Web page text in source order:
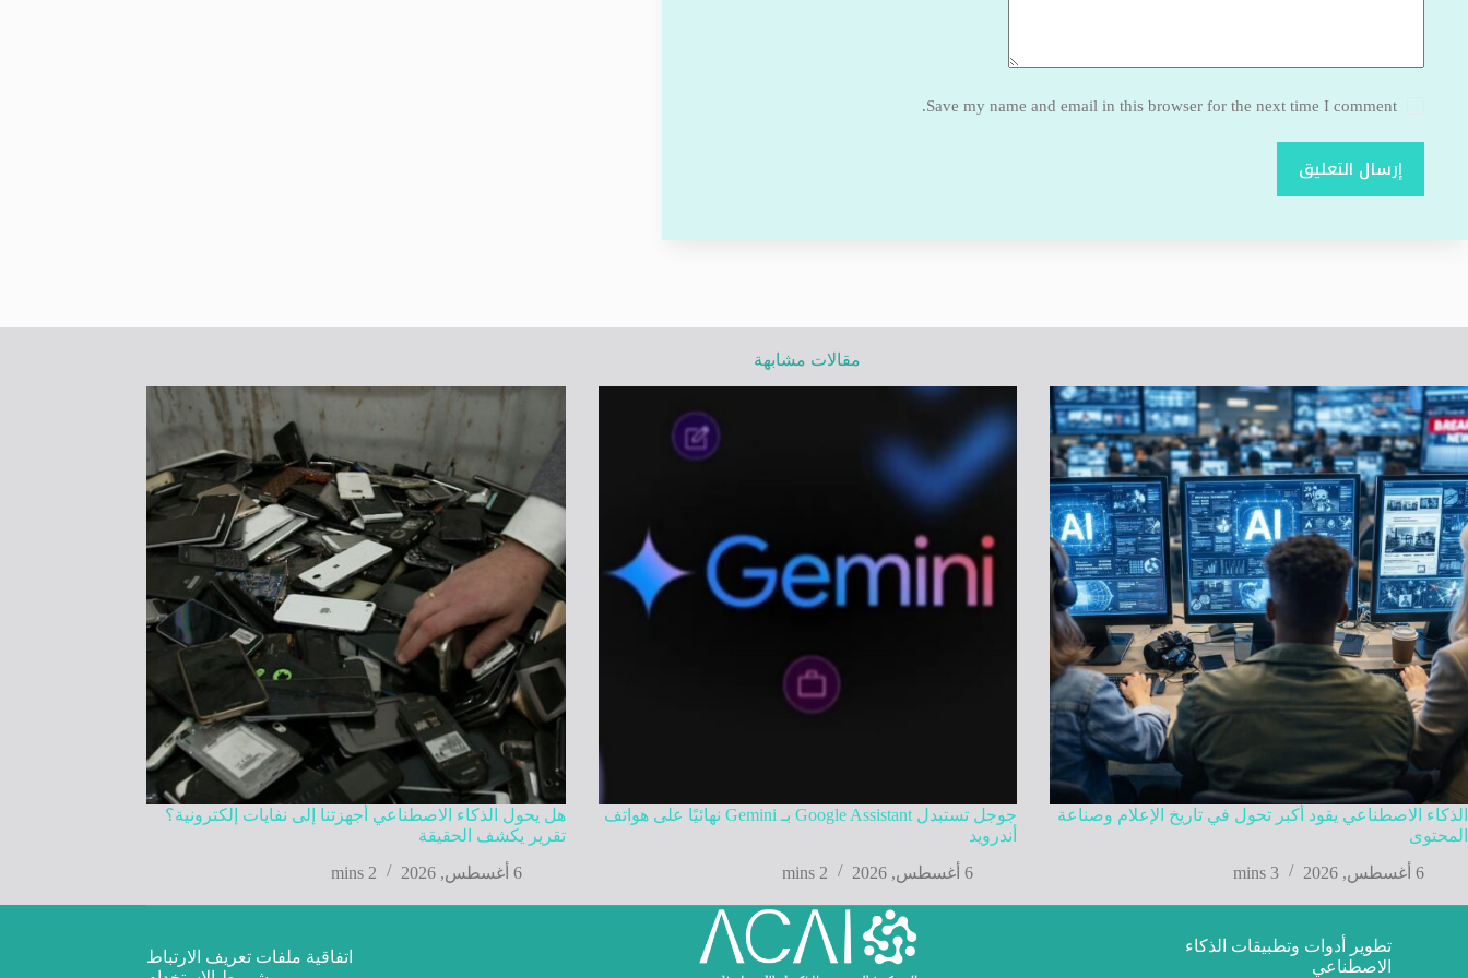
Save my name and email in this browser for the next time I comment.
إرسال التعليق
مقالات مشابهة
الذكاء الاصطناعي يقود أكبر تحول في تاريخ الإعلام وصناعة
المحتوى
6 أغسطس, 2026
3 mins
جوجل تستبدل Google Assistant بـ Gemini نهائيًا على هواتف
أندرويد
6 أغسطس, 2026
2 mins
هل يحول الذكاء الاصطناعي أجهزتنا إلى نفايات إلكترونية؟
تقرير يكشف الحقيقة
6 أغسطس, 2026
2 mins
تطوير أدوات وتطبيقات الذكاء
الاصطناعي
اتفاقية ملفات تعريف الارتباط